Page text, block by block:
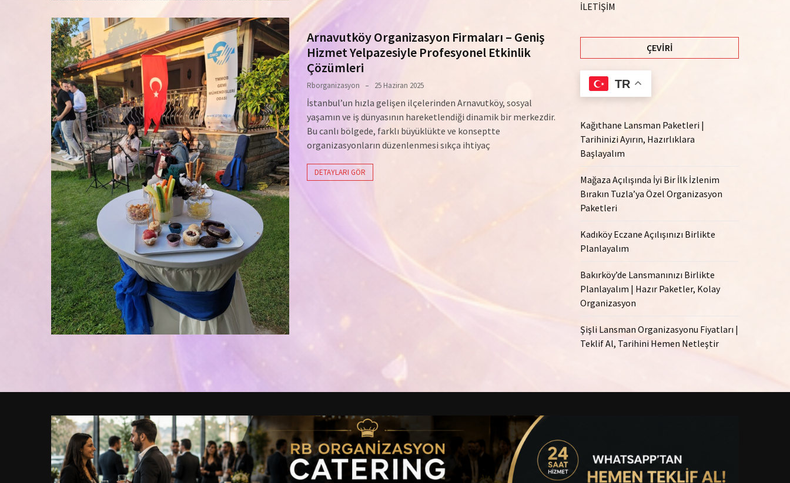
Arnavutköy Organizasyon Firmaları – Geniş
Hizmet Yelpazesiyle Profesyonel Etkinlik
Çözümleri
Rborganizasyon 25 Haziran 2025
İstanbul’un hızla gelişen ilçelerinden Arnavutköy, sosyal
yaşamın ve iş dünyasının hareketlendiği dinamik bir merkezdir.
Bu canlı bölgede, farklı büyüklükte ve konseptte
organizasyonların düzenlenmesi sıkça ihtiyaç
DETAYLARI GÖR
İLETİŞİM
ÇEVIRI
TR
Kağıthane Lansman Paketleri |
Tarihinizi Ayırın, Hazırlıklara
Başlayalım
Mağaza Açılışında İyi Bir İlk İzlenim
Bırakın Tuzla’ya Özel Organizasyon
Paketleri
Kadıköy Eczane Açılışınızı Birlikte
Planlayalım
Bakırköy’de Lansmanınızı Birlikte
Planlayalım | Hazır Paketler, Kolay
Organizasyon
Şişli Lansman Organizasyonu Fiyatları |
Teklif Al, Tarihini Hemen Netleştir